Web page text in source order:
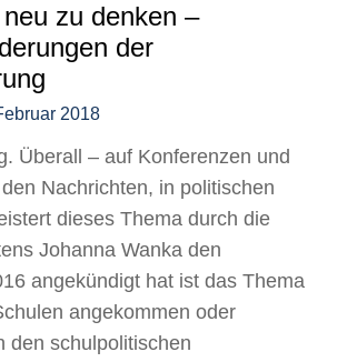
zu denken –
der
2018
Überall – auf Konferenzen und
Nachrichten, in politischen
dieses Thema durch die
Johanna Wanka den
angekündigt hat ist das Thema
angekommen oder
den schulpolitischen